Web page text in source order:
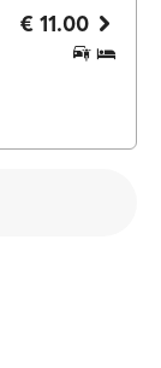
€ 11.00